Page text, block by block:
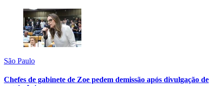
São Paulo
Chefes de gabinete de Zoe pedem demissão após divulgação de